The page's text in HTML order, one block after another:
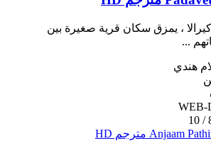
، يمزق سكان قرية صغيرة بين
...
هندي
WEB-